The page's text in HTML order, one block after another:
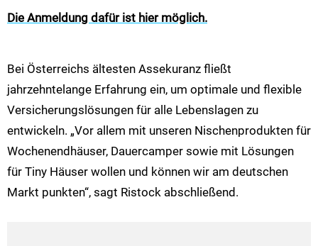
Die Anmeldung dafür ist hier möglich.
Bei Österreichs ältesten Assekuranz fließt
jahrzehntelange Erfahrung ein, um optimale und flexible
Versicherungslösungen für alle Lebenslagen zu
entwickeln. „Vor allem mit unseren Nischenprodukten für
Wochenendhäuser, Dauercamper sowie mit Lösungen
für Tiny Häuser wollen und können wir am deutschen
Markt punkten“, sagt Ristock abschließend.